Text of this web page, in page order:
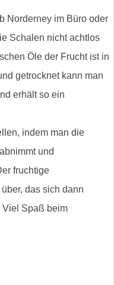
Norderney im Büro oder
Schalen nicht achtlos
Öle der Frucht ist in
getrocknet kann man
erhält so ein
indem man die
und
fruchtige
das sich dann
Viel Spaß beim